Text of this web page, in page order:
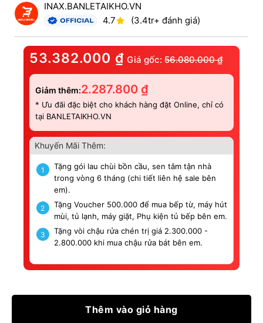
INAX.BANLETAIKHO.VN
4.7
(3.4tr+ đánh giá)
53.382.000 ₫ Giá gốc: 56.080.000₫
Giảm thêm:2.287.800 ₫
* Ưu đãi đặc biệt cho khách hàng đặt Online, chỉ có
tại BANLETAIKHO.VN
Khuyến Mãi Thêm:
1
Tặng gói lau chùi bồn cầu, sen tắm tận nhà
trong vòng 6 tháng (chi tiết liên hệ sale bên
em).
2
Tặng Voucher 500.000 để mua bếp từ, máy hút
mùi, tủ lạnh, máy giặt, Phụ kiện tủ bếp bên em.
3
Tặng vòi chậu rửa chén trị giá 2.300.000 -
2.800.000 khi mua chậu rửa bát bên em.
Thêm vào giỏ hàng